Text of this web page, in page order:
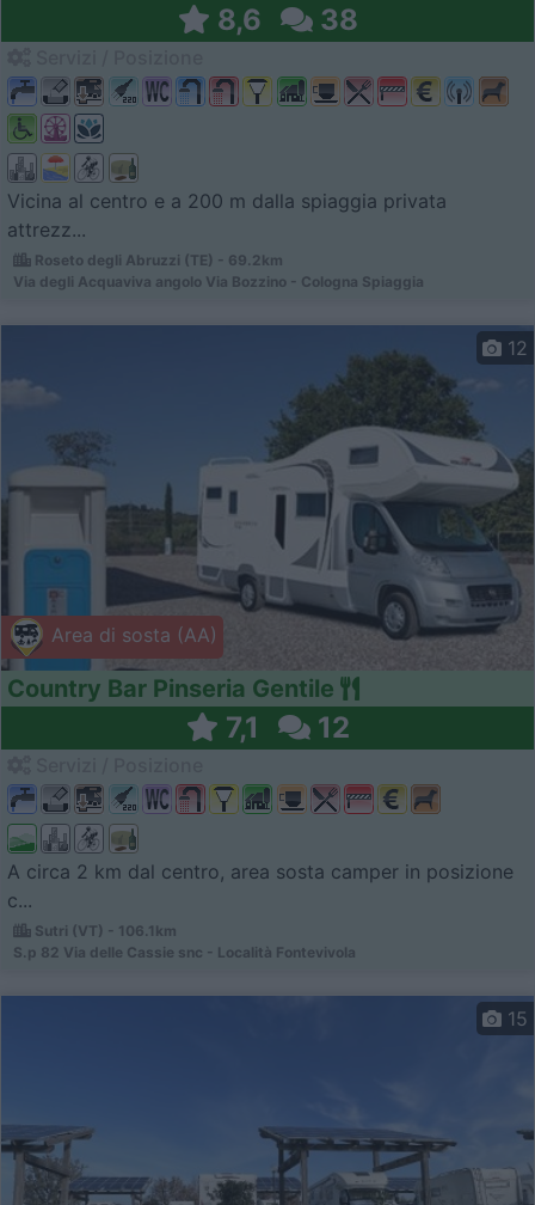
8,6 38
Vicina al centro e a 200 m dalla spiaggia privata
attrezz...
Roseto degli Abruzzi (TE) - 69.2km
Via degli Acquaviva angolo Via Bozzino - Cologna Spiaggia
Area di sosta (AA)
12
Country Bar Pinseria Gentile
7,1 12
A circa 2 km dal centro, area sosta camper in posizione
c...
Sutri (VT) - 106.1km
S.p 82 Via delle Cassie snc - Località Fontevivola
15